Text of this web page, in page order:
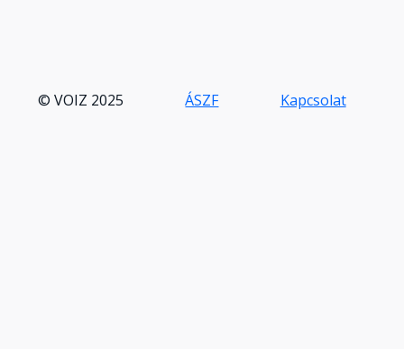
© VOIZ 2025 ÁSZF Kapcsolat